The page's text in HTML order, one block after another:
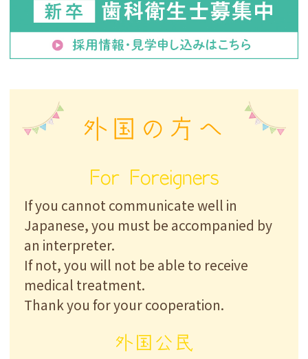
外国の方へ
For Foreigners
If you cannot communicate well in
Japanese, you must be accompanied by
an interpreter.
If not, you will not be able to receive
medical treatment.
Thank you for your cooperation.
外国公民